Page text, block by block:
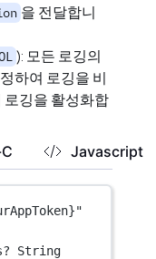
을 전달합니
): 모든 로깅의
하여 로깅을 비
로깅을 활성화합
Javascript
String